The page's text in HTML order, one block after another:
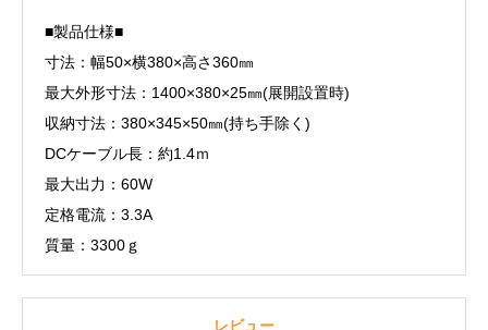
■製品仕様■
寸法：幅50×横380×高さ360㎜
最大外形寸法：1400×380×25㎜(展開設置時)
収納寸法：380×345×50㎜(持ち手除く)
DCケーブル長：約1.4ｍ
最大出力：60W
定格電流：3.3A
質量：3300ｇ
レビュー